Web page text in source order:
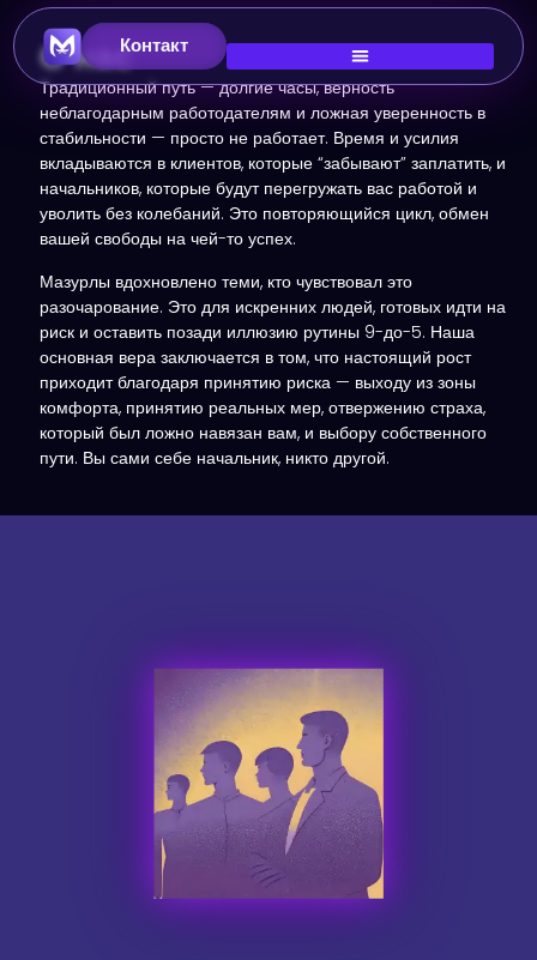
Контакт
О нас
Традиционный путь — долгие часы, верность
неблагодарным работодателям и ложная уверенность в
стабильности — просто не работает. Время и усилия
вкладываются в клиентов, которые “забывают” заплатить, и
начальников, которые будут перегружать вас работой и
уволить без колебаний. Это повторяющийся цикл, обмен
вашей свободы на чей-то успех.
Мазурлы вдохновлено теми, кто чувствовал это
разочарование. Это для искренних людей, готовых идти на
риск и оставить позади иллюзию рутины 9-до-5. Наша
основная вера заключается в том, что настоящий рост
приходит благодаря принятию риска — выходу из зоны
комфорта, принятию реальных мер, отвержению страха,
который был ложно навязан вам, и выбору собственного
пути. Вы сами себе начальник, никто другой.